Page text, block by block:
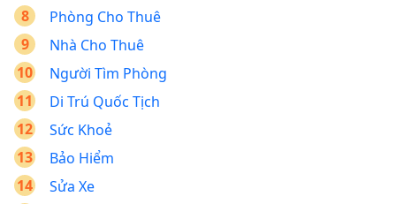
Phòng Cho Thuê
Nhà Cho Thuê
Người Tìm Phòng
Di Trú Quốc Tịch
Sức Khoẻ
Bảo Hiểm
Sửa Xe